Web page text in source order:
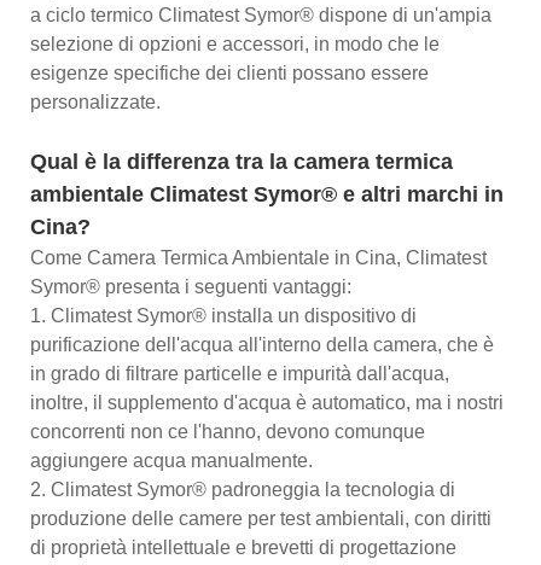
a ciclo termico Climatest Symor® dispone di un'ampia
selezione di opzioni e accessori, in modo che le
esigenze specifiche dei clienti possano essere
personalizzate.
Qual è la differenza tra la camera termica
ambientale Climatest Symor® e altri marchi in
Cina?
Come Camera Termica Ambientale in Cina, Climatest
Symor® presenta i seguenti vantaggi:
1. Climatest Symor® installa un dispositivo di
purificazione dell'acqua all'interno della camera, che è
in grado di filtrare particelle e impurità dall'acqua,
inoltre, il supplemento d'acqua è automatico, ma i nostri
concorrenti non ce l'hanno, devono comunque
aggiungere acqua manualmente.
2. Climatest Symor® padroneggia la tecnologia di
produzione delle camere per test ambientali, con diritti
di proprietà intellettuale e brevetti di progettazione